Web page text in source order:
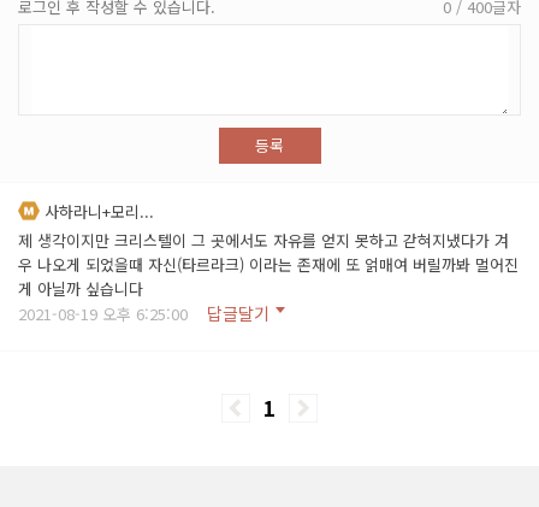
로그인 후 작성할 수 있습니다. 0 / 400글자
등록
사하라니+모리...
제 생각이지만 크리스텔이 그 곳에서도 자유를 얻지 못하고 갇혀지냈다가 겨
우 나오게 되었을때 자신(타르라크) 이라는 존재에 또 얽매여 버릴까봐 멀어진
게 아닐까 싶습니다
2021-08-19 오후 6:25:00
답글달기
1